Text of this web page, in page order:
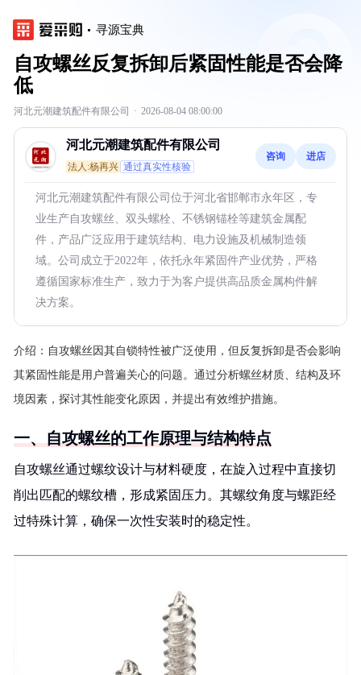
寻源宝典
自攻螺丝反复拆卸后紧固性能是否会降
低
河北元潮建筑配件有限公司 · 2026-08-04 08:00:00
河北元潮建筑配件有限公司
法人:杨再兴 通过真实性核验
咨询 进店
河北元潮建筑配件有限公司位于河北省邯郸市永年区，专
业生产自攻螺丝、双头螺栓、不锈钢锚栓等建筑金属配
件，产品广泛应用于建筑结构、电力设施及机械制造领
域。公司成立于2022年，依托永年紧固件产业优势，严格
遵循国家标准生产，致力于为客户提供高品质金属构件解
决方案。
介绍： 自攻螺丝因其自锁特性被广泛使用，但反复拆卸是否会影响
其紧固性能是用户普遍关心的问题。通过分析螺丝材质、结构及环
境因素，探讨其性能变化原因，并提出有效维护措施。
一、自攻螺丝的工作原理与结构特点
自攻螺丝通过螺纹设计与材料硬度，在旋入过程中直接切
削出匹配的螺纹槽，形成紧固压力。其螺纹角度与螺距经
过特殊计算，确保一次性安装时的稳定性。